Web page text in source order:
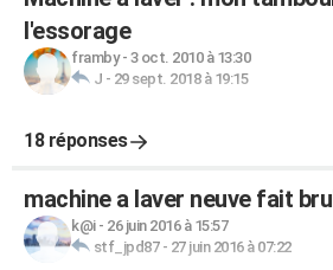
l'essorage
framby- 3 oct. 2010 à 13:30
J - 29 sept. 2018 à 19:15
18 réponses
machine a laver neuve fait
k@i- 26 juin 2016 à 15:57
stf_jpd87- 27 juin 2016 à 07:22